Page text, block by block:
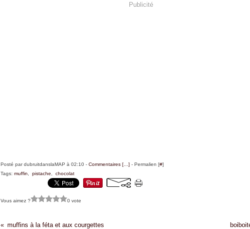
Publicité
Posté par dubruitdanslaMAP à 02:10 -Commentaires [ …] - Permalien [#]
Tags:muffin ,pistache ,chocolat
Vous aimez ? 0 vote
muffins à la féta et aux courgettes